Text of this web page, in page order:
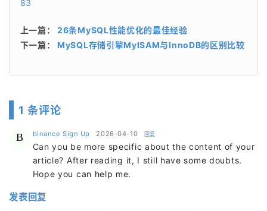
83
上一篇： 26条MySQL性能优化的最佳经验
下一篇： MySQL存储引擎MyISAM与InnoDB的区别比较
1 条评论
B binance Sign Up says:
2026-04-10 回复
Can you be more specific about the content of your
article? After reading it, I still have some doubts.
Hope you can help me.
发表回复